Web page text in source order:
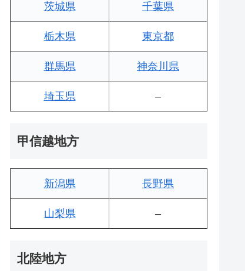
茨城県 千葉県
栃木県 東京都
群馬県 神奈川県
埼玉県 –
甲信越地方
新潟県 長野県
山梨県 –
北陸地方